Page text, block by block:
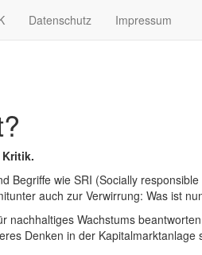
Datenschutz Impressum
Begriffe wie SRI (Socially
auch zur Verwirrung: Was ist
Wachstums
Denken in der